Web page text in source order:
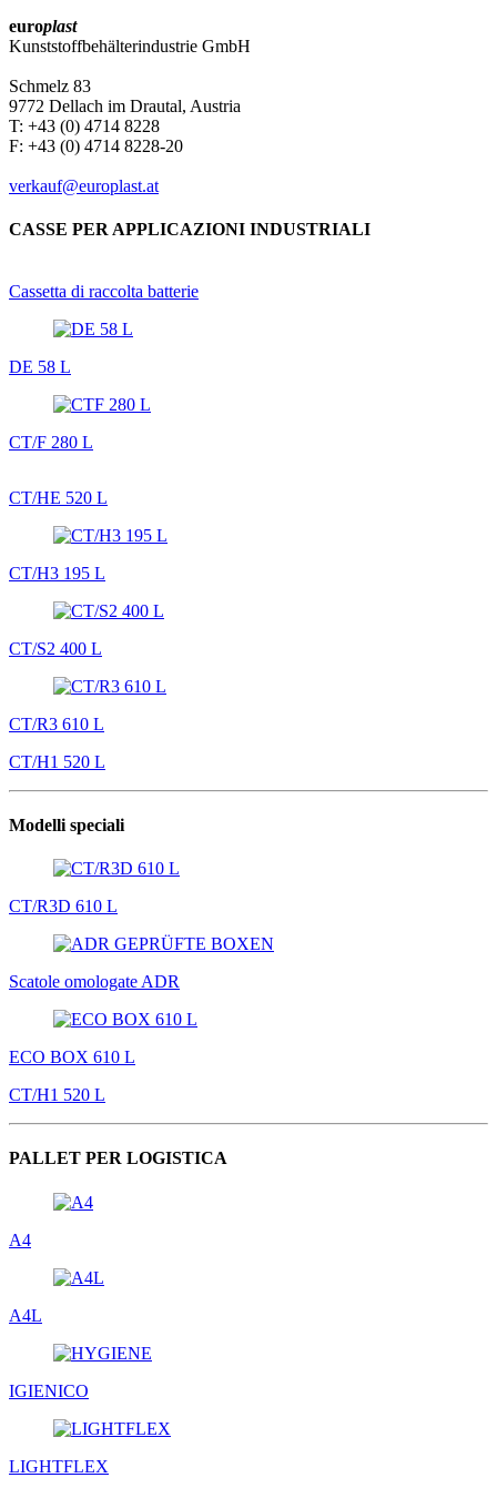
europlast
Kunststoffbehälterindustrie GmbH
Schmelz 83
9772 Dellach im Drautal, Austria
T: +43 (0) 4714 8228
F: +43 (0) 4714 8228-20
verkauf@europlast.at
CASSE PER APPLICAZIONI INDUSTRIALI
Cassetta di raccolta batterie
DE 58 L
CT/F 280 L
CT/HE 520 L
CT/H3 195 L
CT/S2 400 L
CT/R3 610 L
CT/H1 520 L
Modelli speciali
CT/R3D 610 L
Scatole omologate ADR
ECO BOX 610 L
CT/H1 520 L
PALLET PER LOGISTICA
A4
A4L
IGIENICO
LIGHTFLEX